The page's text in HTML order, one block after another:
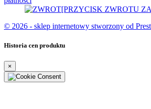
[PRZYCISK ZWROTU
© 2026 - sklep internetowy stworzony od
Historia cen produktu
×